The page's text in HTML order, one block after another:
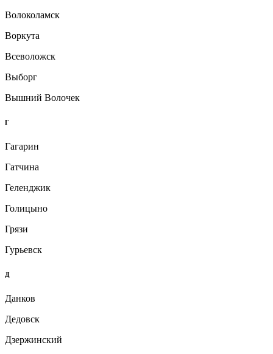
Волоколамск
Воркута
Всеволожск
Выборг
Вышний Волочек
Г
Гагарин
Гатчина
Геленджик
Голицыно
Грязи
Гурьевск
Д
Данков
Дедовск
Дзержинский